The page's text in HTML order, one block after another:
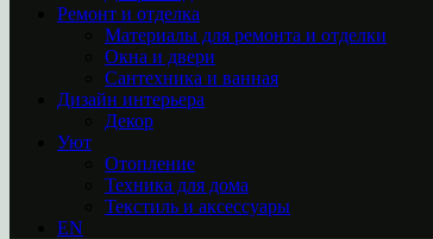
Ремонт и отделка
Материалы для ремонта и отделки
Окна и двери
Сантехника и ванная
Дизайн интерьера
Декор
Уют
Отопление
Техника для дома
Текстиль и аксессуары
EN